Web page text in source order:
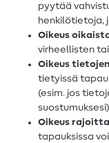
pyytää
henkilötietoja,
Oikeus
virheellisten
Oikeus
tietyissä
(esim. jos
Oikeus
tapauksissa